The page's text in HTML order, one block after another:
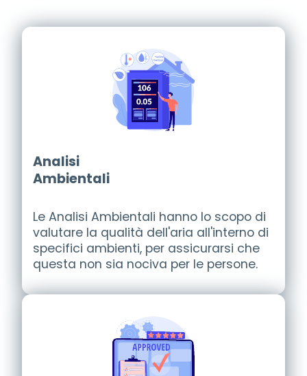
Analisi
Ambientali
Le Analisi Ambientali hanno lo scopo di
valutare la qualità dell'aria all'interno di
specifici ambienti, per assicurarsi che
questa non sia nociva per le persone.